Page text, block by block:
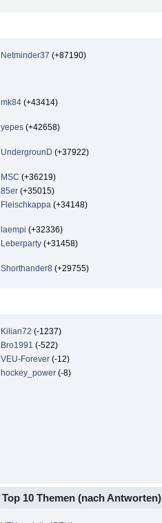
Netminder37 (+87190)
mk84 (+43414)
yepes (+42658)
UndergrounD (+37922)
MSC (+36219)
85er (+35015)
Fleischkappa (+34148)
laempi (+32336)
Leberparty (+31458)
Shorthander8 (+29755)
Kilian72 (-1237)
Bro1991 (-522)
VEU-Forever (-12)
hockey_power (-8)
Top 10 Themen (nach Antworten)